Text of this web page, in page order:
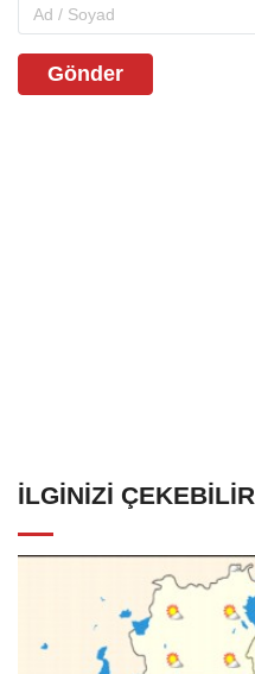
Gönder
İLGINIZI ÇEKEBILIR